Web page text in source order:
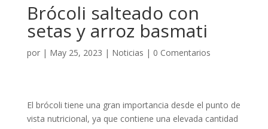
Brócoli salteado con
setas y arroz basmati
por | May 25, 2023 | Noticias | 0 Comentarios
El brócoli tiene una gran importancia desde el punto de
vista nutricional, ya que contiene una elevada cantidad